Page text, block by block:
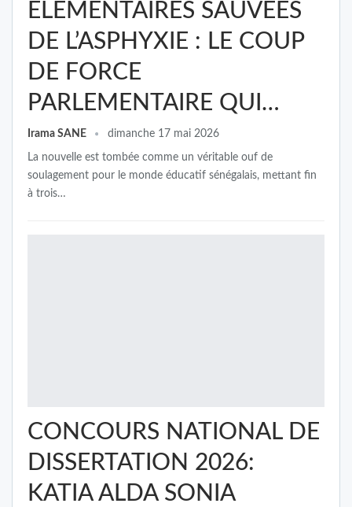
ÉLÉMENTAIRES SAUVÉES
DE L’ASPHYXIE : LE COUP
DE FORCE
PARLEMENTAIRE QUI…
Irama SANE dimanche 17 mai 2026
La nouvelle est tombée comme un véritable ouf de
soulagement pour le monde éducatif sénégalais, mettant fin
à trois…
CONCOURS NATIONAL DE
DISSERTATION 2026:
KATIA ALDA SONIA